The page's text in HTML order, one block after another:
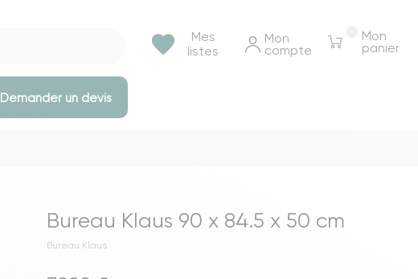
Mes
listes
favorite Mon
compte
Mon
panier
Commodes Tables basse & appoints
Demander un devis
Bureau Klaus 90 x 84.5 x 50 cm
Bureau Klaus